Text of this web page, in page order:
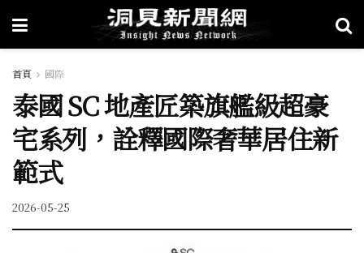
首頁 國際
泰國 SC 地產匠築旗艦級超豪
宅系列，詮釋國際奢華居住新
範式
2026-05-25